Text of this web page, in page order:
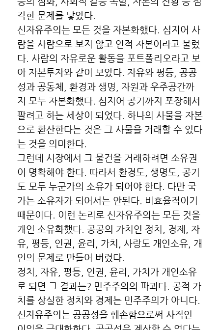
각한 문제를 낳았다.
신자유주의는 모든 것을 자본화했다. 심지어 사
람을 사람으로 보지 않고 인적 자본이라고 불렀
다. 사람의 자유로운 활동을 포트폴리오라고 보
아 자본투자와 같이 보았다. 자유와 평등, 공공
성과 공동체, 환경과 생명, 자원과 우주공간까
지 모두 자본화했다. 심지어 공기까지 포장해서
팔려고 하는 세상이 되었다. 하나의 사물을 자본
으로 환산한다는 것은 그 사물을 거래할 수 있다
는 것을 의미한다.
그런데 시장에서 그 물건을 거래하려면 소유권
이 명확해야 한다. 따라서 환경도, 생명도, 공기
도 모두 누군가의 소유가 되어야 한다. 다만 국
가는 소유자가 되어서는 안된다. 비효율적이기
때문이다. 이런 논리로 신자유주의는 모든 것을
개인 소유화했다. 공공의 가치인 정치, 경제, 자
유, 평등, 인권, 윤리, 가치, 사랑도 개인소유, 개
인의 문제로 만들어 버렸다.
정치, 자유, 평등, 인권, 윤리, 가치가 개인소유
로 되면 그 결과는? 민주주의의 파괴다. 공적 가
치를 상실한 정치와 경제는 민주주의가 아니다.
신자유주의는 공공성을 훼손함으로써 사적인